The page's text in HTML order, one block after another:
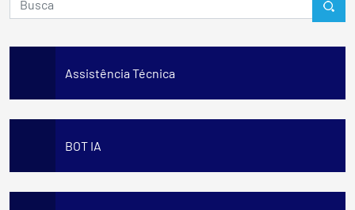
Assistência Técnica
BOT IA